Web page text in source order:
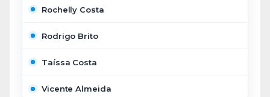
Rochelly Costa
Rodrigo Brito
Taíssa Costa
Vicente Almeida